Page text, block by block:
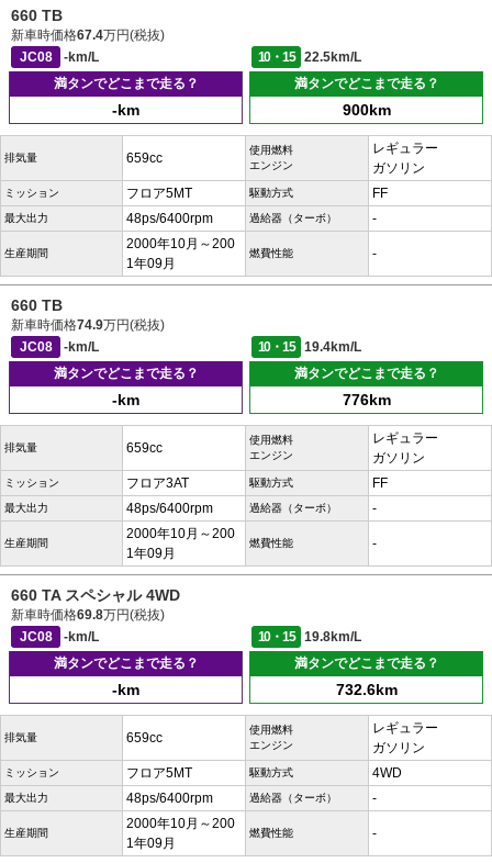
660 TB
新車時価格67.4万円(税抜)
JC08
-km/L 10・15
22.5km/L
満タンでどこまで走る？
-km
満タンでどこまで走る？
900km
排気量 659cc
使用燃料
エンジン
レギュラー
ガソリン
ミッション フロア5MT 駆動方式 FF
最大出力 48ps/6400rpm 過給器（ターボ） -
生産期間
2000年10月～200
1年09月
燃費性能 -
660 TB
新車時価格74.9万円(税抜)
JC08
-km/L 10・15
19.4km/L
満タンでどこまで走る？
-km
満タンでどこまで走る？
776km
排気量 659cc
使用燃料
エンジン
レギュラー
ガソリン
ミッション フロア3AT 駆動方式 FF
最大出力 48ps/6400rpm 過給器（ターボ） -
生産期間
2000年10月～200
1年09月
燃費性能 -
660 TA スペシャル 4WD
新車時価格69.8万円(税抜)
JC08
-km/L 10・15
19.8km/L
満タンでどこまで走る？
-km
満タンでどこまで走る？
732.6km
排気量 659cc
使用燃料
エンジン
レギュラー
ガソリン
ミッション フロア5MT 駆動方式 4WD
最大出力 48ps/6400rpm 過給器（ターボ） -
生産期間
2000年10月～200
1年09月
燃費性能 -